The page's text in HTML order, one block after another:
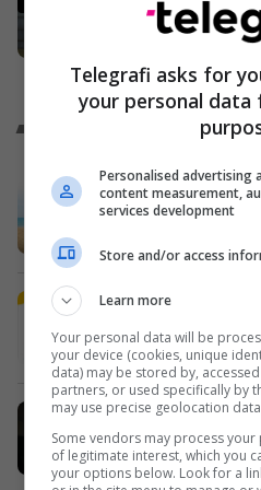
për
Ferizajt
Kronika e
A po don
mund t’ju
Plan B
biznesit
Plan B
Po kërkoni
Kosovë?
Telegrafi asks for
your personal
Personalised advertising
content measurement,
services development
Store and/or access
Learn more
Your personal data will be
your device (cookies, unique
data) may be stored by,
partners, or used specifically by
may use precise geolocation
Some vendors may process
of legitimate interest, which you
your options below. Look for a